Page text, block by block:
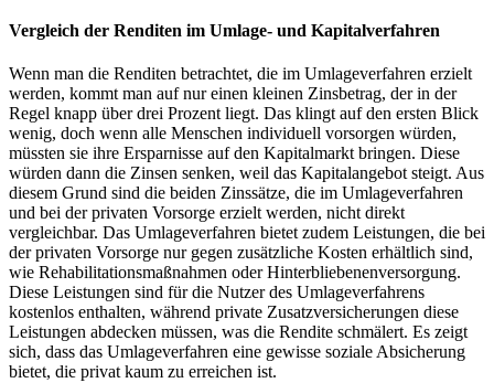
Vergleich der Renditen im Umlage- und Kapitalverfahren
Wenn man die Renditen betrachtet, die im Umlageverfahren erzielt
werden, kommt man auf nur einen kleinen Zinsbetrag, der in der
Regel knapp über drei Prozent liegt. Das klingt auf den ersten Blick
wenig, doch wenn alle Menschen individuell vorsorgen würden,
müssten sie ihre Ersparnisse auf den Kapitalmarkt bringen. Diese
würden dann die Zinsen senken, weil das Kapitalangebot steigt. Aus
diesem Grund sind die beiden Zinssätze, die im Umlageverfahren
und bei der privaten Vorsorge erzielt werden, nicht direkt
vergleichbar. Das Umlageverfahren bietet zudem Leistungen, die bei
der privaten Vorsorge nur gegen zusätzliche Kosten erhältlich sind,
wie Rehabilitationsmaßnahmen oder Hinterbliebenenversorgung.
Diese Leistungen sind für die Nutzer des Umlageverfahrens
kostenlos enthalten, während private Zusatzversicherungen diese
Leistungen abdecken müssen, was die Rendite schmälert. Es zeigt
sich, dass das Umlageverfahren eine gewisse soziale Absicherung
bietet, die privat kaum zu erreichen ist.